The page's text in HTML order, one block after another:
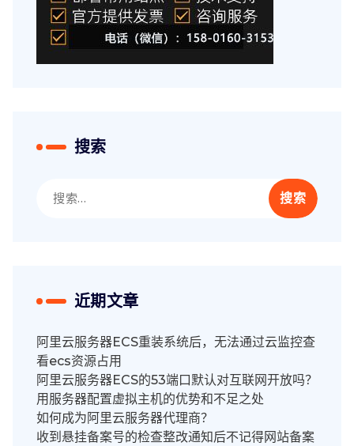
搜索
索：
近期文章
阿里云服务器ECS重装系统后，无法通过云监控查
看ecs资源占用
阿里云服务器ECS的53端口默认对互联网开放吗？
用服务器配置虚拟主机的优势和不足之处
如何成为阿里云服务器代理商？
收到悬挂备案号的检查整改通知后不记得网站备案